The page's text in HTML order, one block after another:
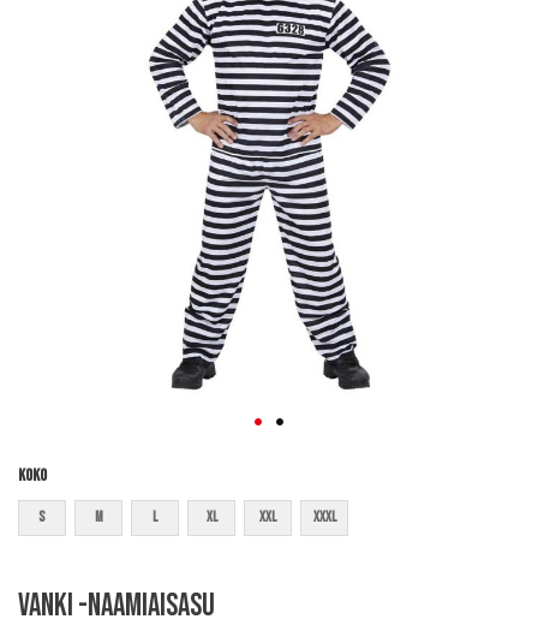
Koko
S M L XL XXL XXXL
to
Vanki -naamiaisasu